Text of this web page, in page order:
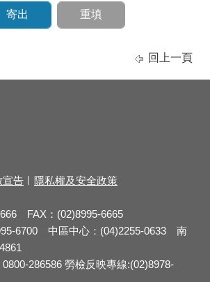
回上一頁
宣告 隱私權及安全政策
FAX：(02)8995-6665
6700 中區中心：(04)2255-0633 南
286586 勞檢反映專線:(02)8978-